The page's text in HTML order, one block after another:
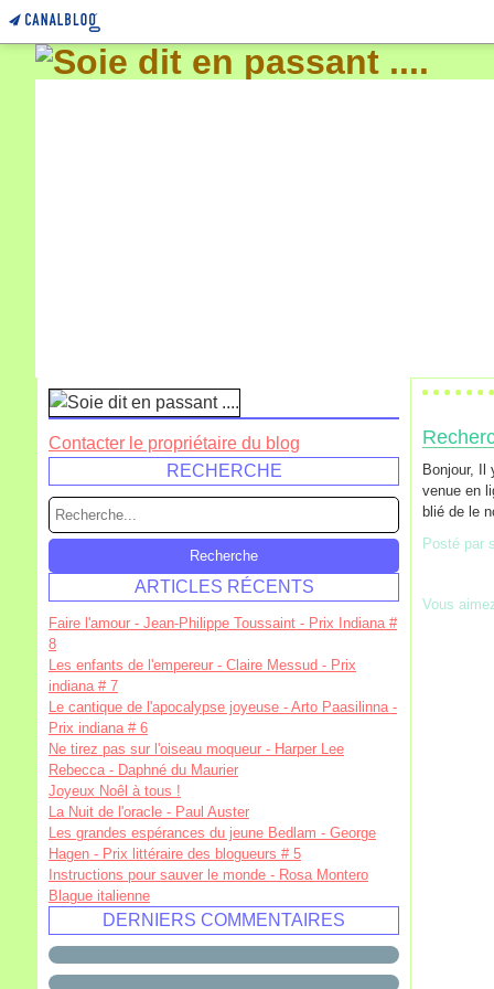
Contacter le propriétaire du blog
RECHERCHE
ARTICLES RÉCENTS
Faire l'amour - Jean-Philippe Toussaint - Prix Indiana #
8
Les enfants de l'empereur - Claire Messud - Prix
indiana # 7
Le cantique de l'apocalypse joyeuse - Arto Paasilinna -
Prix indiana # 6
Ne tirez pas sur l'oiseau moqueur - Harper Lee
Rebecca - Daphné du Maurier
Joyeux Noêl à tous !
La Nuit de l'oracle - Paul Auster
Les grandes espérances du jeune Bedlam - George
Hagen - Prix littéraire des blogueurs # 5
Instructions pour sauver le monde - Rosa Montero
Blague italienne
DERNIERS COMMENTAIRES
Bonjour, Il
venue en
blié de le
Posté par
Vous